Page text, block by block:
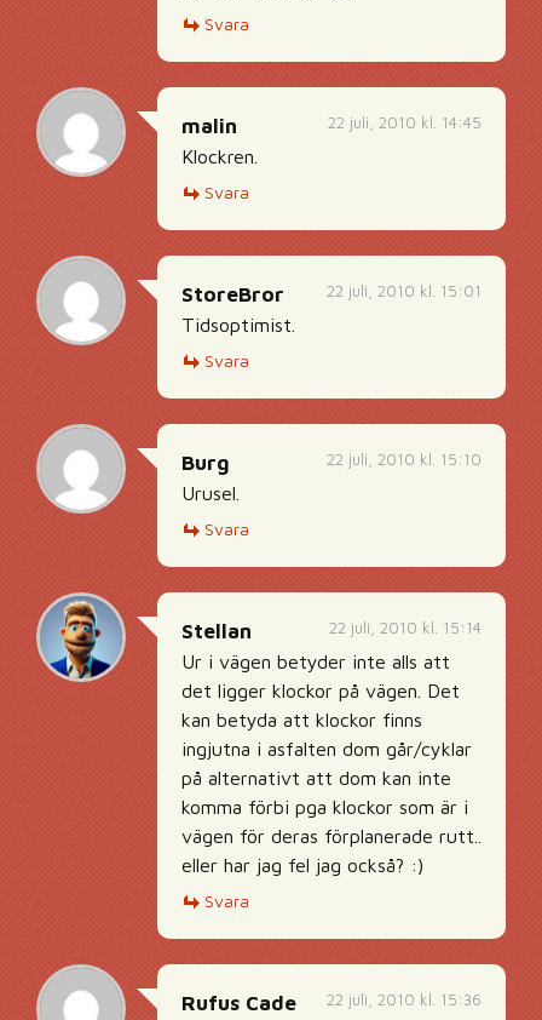
Svara
22 juli, 2010 kl. 14:45
malin
Klockren.
Svara
22 juli, 2010 kl. 15:01
StoreBror
Tidsoptimist.
Svara
22 juli, 2010 kl. 15:10
Burg
Urusel.
Svara
22 juli, 2010 kl. 15:14
Stellan
Ur i vägen betyder inte alls att
det ligger klockor på vägen. Det
kan betyda att klockor finns
ingjutna i asfalten dom går/cyklar
på alternativt att dom kan inte
komma förbi pga klockor som är i
vägen för deras förplanerade rutt..
eller har jag fel jag också? :)
Svara
22 juli, 2010 kl. 15:36
Rufus Cade